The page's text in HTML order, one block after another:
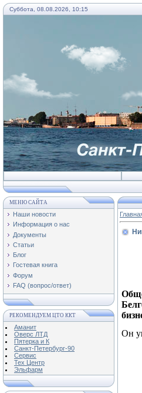
Суббота, 08.08.2026, 10:15
МЕНЮ САЙТА
Наши новости
Информация о нас
Документы
Статьи
Блог
Гостевая книга
Форум
FAQ (вопрос/ответ)
РЕКОМЕНДУЕМ ЦТО ККТ
Аманит
Оверс ЛТД
Пятерка и К
Санкт-Петербург-90
Сервис
Тех Центр
Эльфарм
Он